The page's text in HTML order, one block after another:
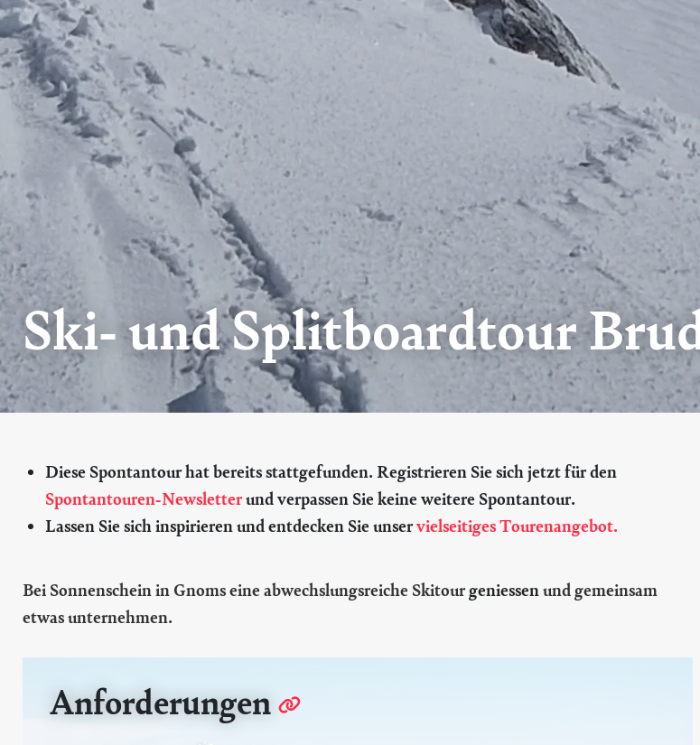
Ski- und Splitboardtour
Diese Spontantour hat bereits stattgefunden. Registrieren Sie sich jetzt für den
Spontantouren-Newsletterund verpassen Sie keine weitere Spontantour.
Lassen Sie sich inspirieren und entdecken Sie unservielseitiges Tourenangebot.
Bei Sonnenschein in Gnoms eine abwechslungsreiche Skitourgeniessenund gemeinsam
etwas unternehmen.
Anforderungen